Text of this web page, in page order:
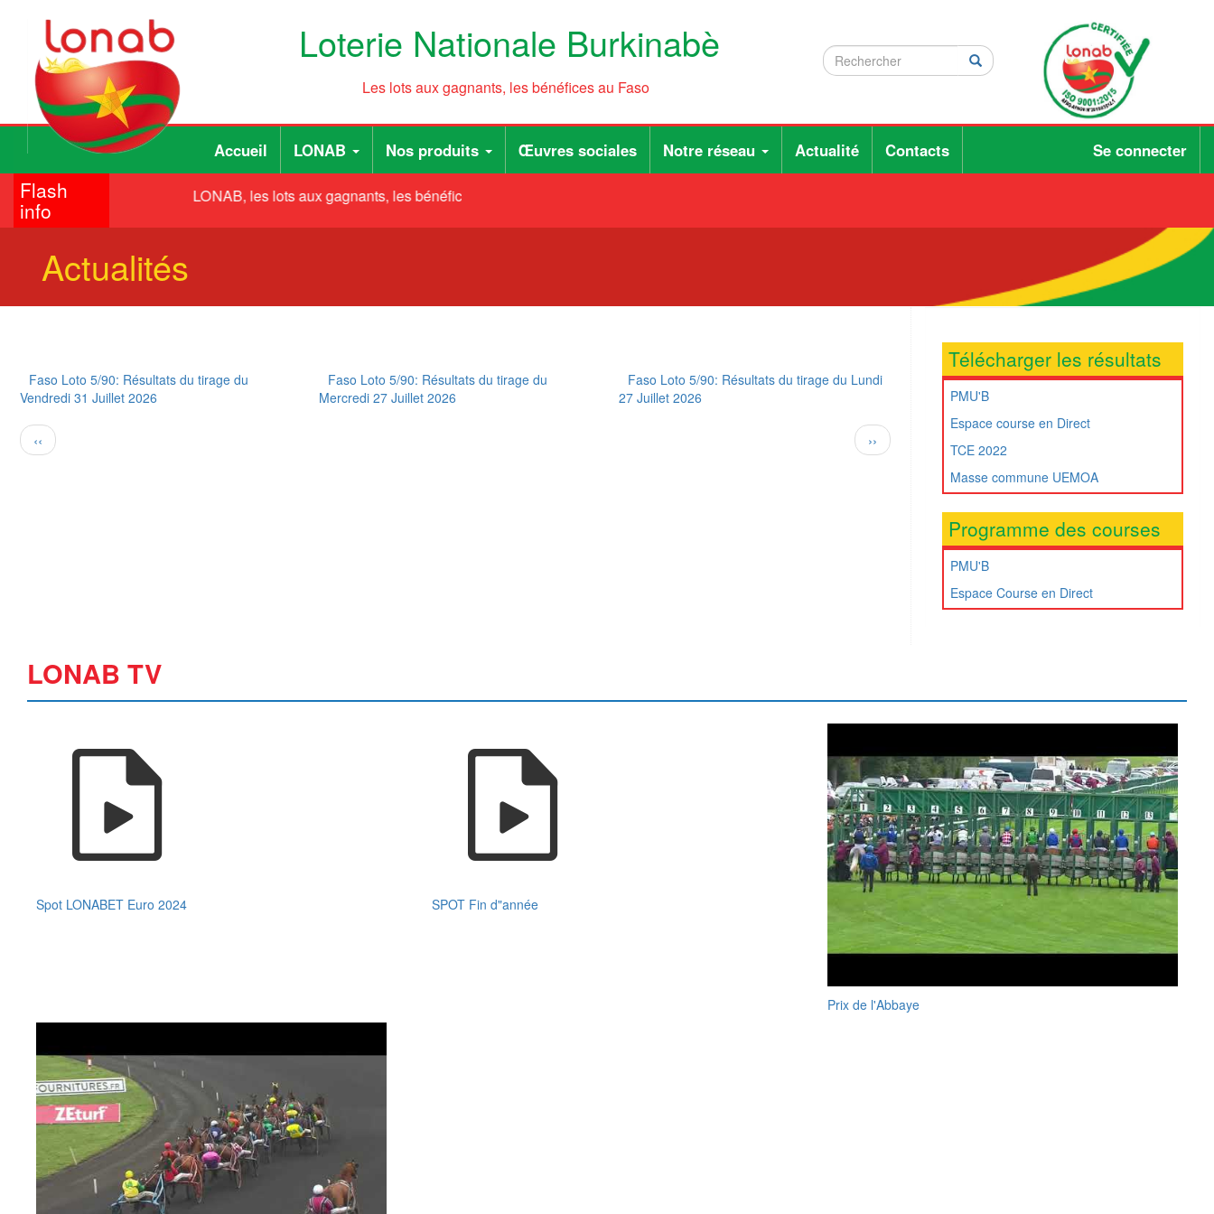
principal
Loterie Nationale Burkinabè
Les lots aux gagnants, les bénéfices au Faso Rechercher
Rechercher Rechercher
Main
navigation
Accueil LONAB Nos produits Œuvres sociales Notre réseau Actualité Contacts
User
account
menu
Se connecter
Flash
info
LONAB, les lots aux gagnants, les bénéfices au Faso
Actualités
Faso Loto 5/90: Résultats du tirage du
Vendredi 31 Juillet 2026
Faso Loto 5/90: Résultats du tirage du
Mercredi 27 Juillet 2026
Faso Loto 5/90: Résultats du tirage du Lundi
27 Juillet 2026
Pagination
Page
précédente
‹‹
Page
suivante
››
Télécharger les résultats
PMU'B
Espace course en Direct
TCE 2022
Masse commune UEMOA
Programme des courses
PMU'B
Espace Course en Direct
LONAB TV
Spot LONABET Euro 2024 SPOT Fin d"année
Prix de l'Abbaye